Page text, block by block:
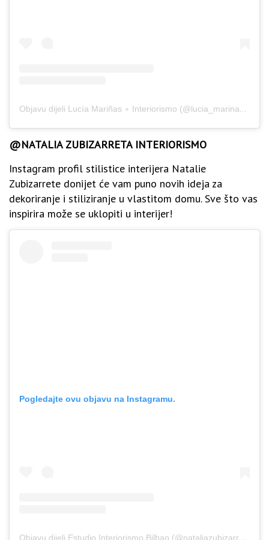
Objavu dijeli Lucía Mariñas ∘ Interiorismo (@lucia_marinas)
@NATALIA ZUBIZARRETA INTERIORISMO
Instagram profil stilistice interijera Natalie
Zubizarrete donijet će vam puno novih ideja za
dekoriranje i stiliziranje u vlastitom domu. Sve što vas
inspirira može se uklopiti u interijer!
Pogledajte ovu objavu na Instagramu.
Objavu dijeli Estudio Interiorismo Bilbao (@nataliazubizarretainteriorismo)